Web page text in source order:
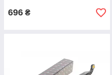
696 ₴